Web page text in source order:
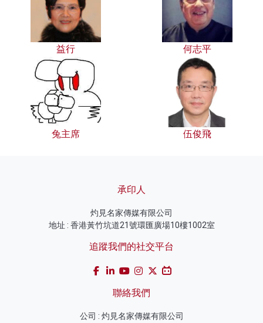
益行 何志平
兔主席 伍俊飛
承印人
灼見名家傳媒有限公司
地址 : 香港黃竹坑道21號環匯廣場10樓1002室
追蹤我們的社交平台
聯絡我們
公司 : 灼見名家傳媒有限公司